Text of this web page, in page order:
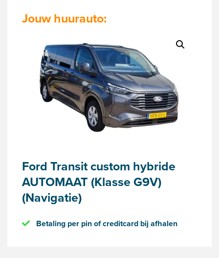
Jouw huurauto:
Ford Transit custom hybride
AUTOMAAT (Klasse G9V)
(Navigatie)
Betaling per pin of creditcard bij afhalen